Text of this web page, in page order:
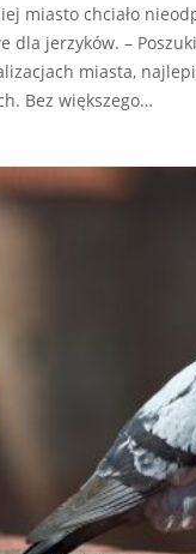
miasto chciało
dla jerzyków. –
miasta,
Bez większego…